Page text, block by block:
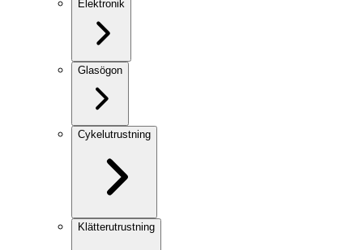
Elektronik
Glasögon
Cykelutrustning
Klätterutrustning